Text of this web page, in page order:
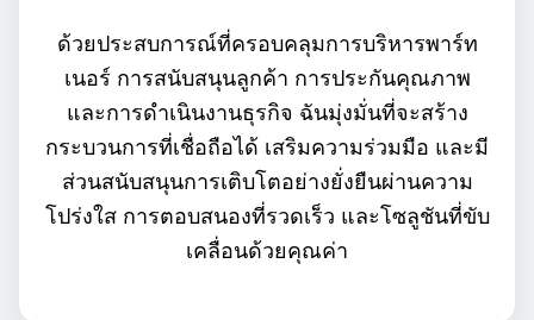
ด้วยประสบการณ์ที่ครอบคลุมการบริหารพาร์ท
เนอร์ การสนับสนุนลูกค้า การประกันคุณภาพ
และการดำเนินงานธุรกิจ ฉันมุ่งมั่นที่จะสร้าง
กระบวนการที่เชื่อถือได้ เสริมความร่วมมือ และมี
ส่วนสนับสนุนการเติบโตอย่างยั่งยืนผ่านความ
โปร่งใส การตอบสนองที่รวดเร็ว และโซลูชันที่ขับ
เคลื่อนด้วยคุณค่า